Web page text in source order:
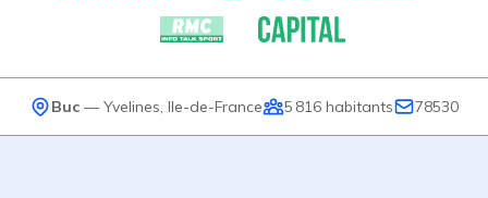
Buc — Yvelines Ile-de-France 5 816 habitants 78530